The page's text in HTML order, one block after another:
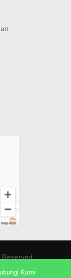
Reserved.
Kami